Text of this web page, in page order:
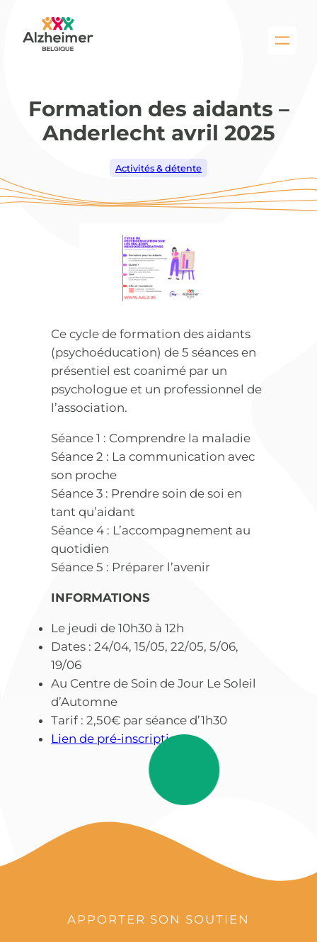
contenu
Formation des aidants –
Anderlecht avril 2025
Activités & détente
Ce cycle de formation des aidants
(psychoéducation) de 5 séances en
présentiel est coanimé par un
psychologue et un professionnel de
l’association.
Séance 1 : Comprendre la maladie
Séance 2 : La communication avec
son proche
Séance 3 : Prendre soin de soi en
tant qu’aidant
Séance 4 : L’accompagnement au
quotidien
Séance 5 : Préparer l’avenir
INFORMATIONS
Le jeudi de 10h30 à 12h
Dates : 24/04, 15/05, 22/05, 5/06,
19/06
Au Centre de Soin de Jour Le Soleil
d’Automne
Tarif : 2,50€ par séance d’1h30
Lien de pré-inscription
APPORTER SON SOUTIEN